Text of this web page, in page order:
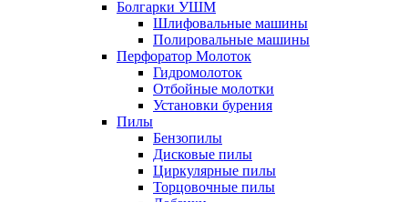
Болгарки УШМ
Шлифовальные машины
Полировальные машины
Перфоратор Молоток
Гидромолоток
Отбойные молотки
Установки бурения
Пилы
Бензопилы
Дисковые пилы
Циркулярные пилы
Торцовочные пилы